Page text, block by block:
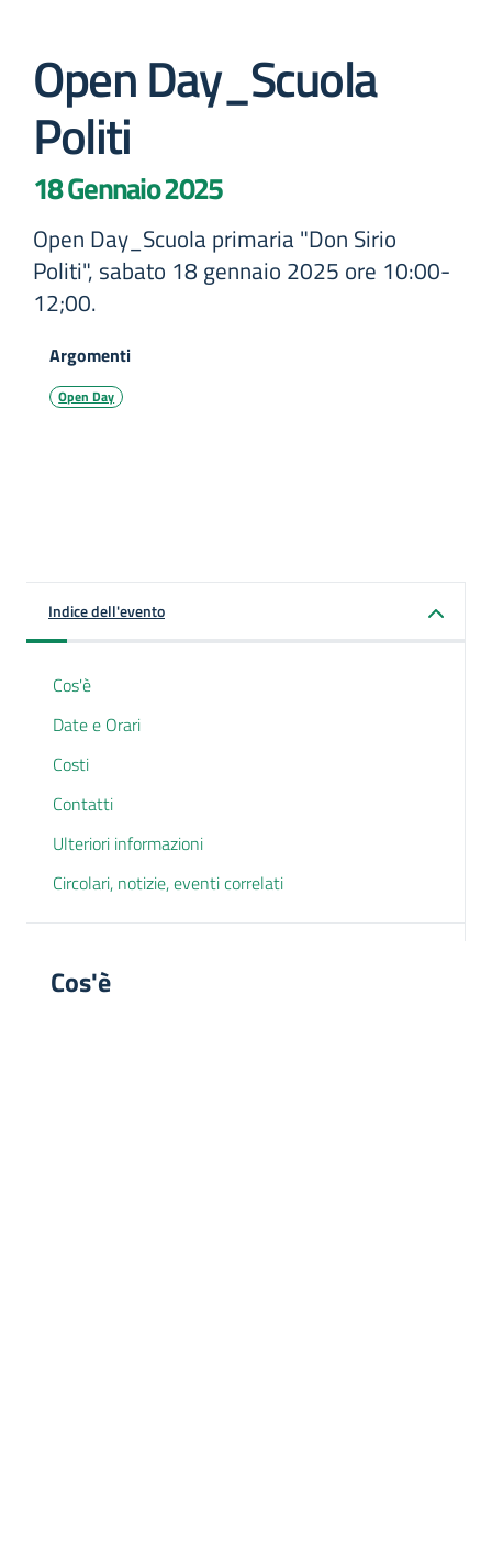
Open Day_Scuola
Politi
18 Gennaio 2025
Open Day_Scuola primaria "Don Sirio
Politi", sabato 18 gennaio 2025 ore 10:00-
12;00.
Argomenti
Open Day
Indice dell'evento
Cos'è
Date e Orari
Costi
Contatti
Ulteriori informazioni
Circolari, notizie, eventi correlati
Cos'è